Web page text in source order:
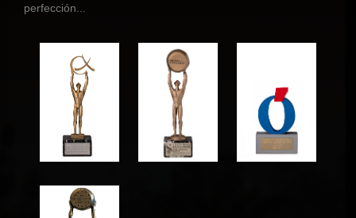
perfección...